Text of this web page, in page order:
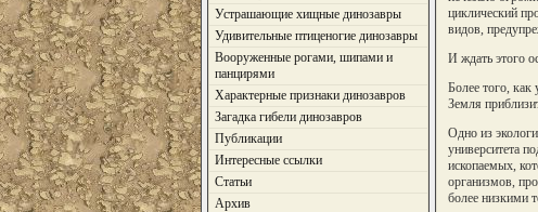
Устрашающие хищные динозавры
Удивительные птиценогие динозавры
Вооруженные рогами, шипами и
панцирями
Характерные признаки динозавров
Загадка гибели динозавров
Публикации
Интересные ссылки
Статьи
Архив
циклический
видов,
И ждать этого
Более того, как
Земля
Одно из
университета
ископаемых,
организмов,
более низкими